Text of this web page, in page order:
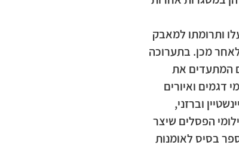
ותרומתו למאבק
מכן. בתערוכה
המתעדים את
דגמים ואיורים
וברזני,
הפסלים שיצר
בסיס לאומנות